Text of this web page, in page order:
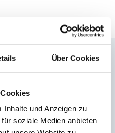
Über Cookies
Inhalte und Anzeigen zu
soziale Medien anbieten
gastein-von-a-
bad-